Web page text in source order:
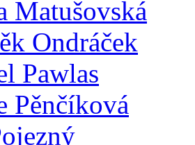
Matušovská
Ondráček
Pawlas
Pěnčíková